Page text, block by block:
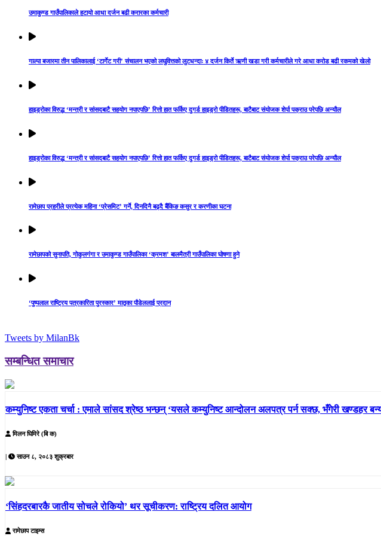
उमाकुण्ड गाउँपालिकाले हटायो आधा दर्जन बढी करारका कर्मचारी
गाल्पा बजारमा तीन पालिकालाई ‘टार्गेट गरी’ संचालन भएको लघुवित्तको लुटधन्दाः ४ दर्जन किर्ते ऋणी खडा गरी कर्मचारीले गरे आधा करोड बढी रकमको खेलो
हाइड्रोका विरुद्ध ‘मन्त्री र सांसदबाटै सहयोग नपाएपछि’ रित्तो हात फर्किए दुगर्ड हाइड्रो पीडितहरू, बाटैबाट संयोजक शेर्पा पक्राउ परेपछि अन्यौल
हाइड्रोका विरुद्ध ‘मन्त्री र सांसदबाटै सहयोग नपाएपछि’ रित्तो हात फर्किए दुगर्ड हाइड्रो पीडितहरू, बाटैबाट संयोजक शेर्पा पक्राउ परेपछि अन्यौल
रामेछाप प्रहरीले प्रत्येक महिना ‘प्रेसमिट’ गर्ने, दिनदिनै बढ्दै बैंकिङ कसुर र करणीका घटना
रामेछापको सुनापति, गोकुलगंगा र उमाकुण्ड गाउँपालिका ‘क्रमश’ बालमैत्री गाउँपालिका घोषणा हुने
‘पुष्पलाल राष्ट्रिय पत्रकारिता पुरस्कार’ मातृका पौडेललाई प्रदान
Tweets by MilanBk
सम्बन्धित समाचार
कम्युनिष्ट एकता चर्चा : एमाले सांसद श्रेष्ठ भन्छन् ‘यसले कम्युनिष्ट आन्दोलन अलपत्र पर्न सक्छ, भँगेरी खण्डहर
मिलन घिमिरे (बि क)
| साउन ८, २०८३ शुक्रबार
‘सिंहदरबारकै जातीय सोचले रोकियो’ थर सूचीकरण: राष्ट्रिय दलित आयोग
रामेछाप टाइम्स